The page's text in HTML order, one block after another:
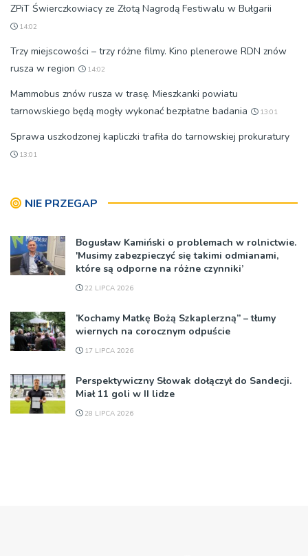
ZPiT Świerczkowiacy ze Złotą Nagrodą Festiwalu w Bułgarii
14:02
Trzy miejscowości – trzy różne filmy. Kino plenerowe RDN znów
rusza w region
14:02
Mammobus znów rusza w trasę. Mieszkanki powiatu
tarnowskiego będą mogły wykonać bezpłatne badania
13:01
Sprawa uszkodzonej kapliczki trafiła do tarnowskiej prokuratury
13:01
NIE PRZEGAP
Bogusław Kamiński o problemach w rolnictwie.
'Musimy zabezpieczyć się takimi odmianami,
które są odporne na różne czynniki’
22 LIPCA 2026
’Kochamy Matkę Bożą Szkaplerzną” – tłumy
wiernych na corocznym odpuście
17 LIPCA 2026
Perspektywiczny Słowak dołączył do Sandecji.
Miał 11 goli w II lidze
28 LIPCA 2026